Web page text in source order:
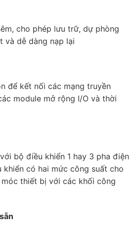
cho phép lưu trữ, dự phòng
và dễ dàng nạp lại
để kết nối các mạng truyền
module mở rộng I/O và thời
bộ điều khiển 1 hay 3 pha điện
khiển có hai mức công suất cho
thiết bị với các khối công